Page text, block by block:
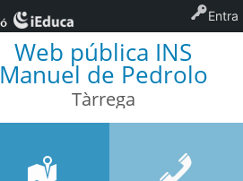
Web pública INS
Manuel de Pedrolo
Tàrrega
Entra